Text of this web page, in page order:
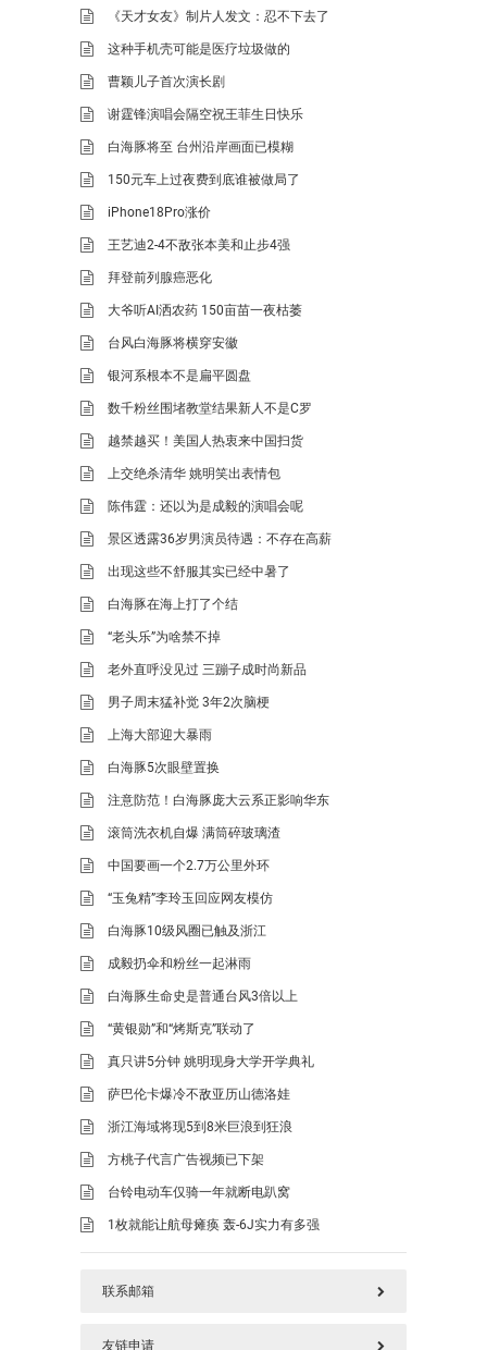
《天才女友》制片人发文：忍不下去了
这种手机壳可能是医疗垃圾做的
曹颖儿子首次演长剧
谢霆锋演唱会隔空祝王菲生日快乐
白海豚将至 台州沿岸画面已模糊
150元车上过夜费到底谁被做局了
iPhone18Pro涨价
王艺迪2-4不敌张本美和止步4强
拜登前列腺癌恶化
大爷听AI洒农药 150亩苗一夜枯萎
台风白海豚将横穿安徽
银河系根本不是扁平圆盘
数千粉丝围堵教堂结果新人不是C罗
越禁越买！美国人热衷来中国扫货
上交绝杀清华 姚明笑出表情包
陈伟霆：还以为是成毅的演唱会呢
景区透露36岁男演员待遇：不存在高薪
出现这些不舒服其实已经中暑了
白海豚在海上打了个结
“老头乐”为啥禁不掉
老外直呼没见过 三蹦子成时尚新品
男子周末猛补觉 3年2次脑梗
上海大部迎大暴雨
白海豚5次眼壁置换
注意防范！白海豚庞大云系正影响华东
滚筒洗衣机自爆 满筒碎玻璃渣
中国要画一个2.7万公里外环
“玉兔精”李玲玉回应网友模仿
白海豚10级风圈已触及浙江
成毅扔伞和粉丝一起淋雨
白海豚生命史是普通台风3倍以上
“黄银勋”和“烤斯克”联动了
真只讲5分钟 姚明现身大学开学典礼
萨巴伦卡爆冷不敌亚历山德洛娃
浙江海域将现5到8米巨浪到狂浪
方桃子代言广告视频已下架
台铃电动车仅骑一年就断电趴窝
1枚就能让航母瘫痪 轰-6J实力有多强
联系邮箱
友链申请